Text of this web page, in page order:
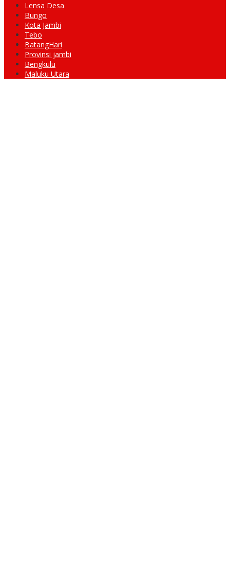
Lensa Desa
Bungo
Kota Jambi
Tebo
BatangHari
Provinsi jambi
Bengkulu
Maluku Utara